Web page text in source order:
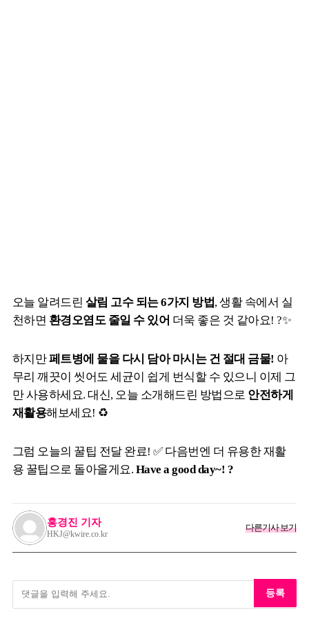
오늘 알려드린 살림 고수 되는 6가지 방법, 생활 속에서 실
천하면 환경오염도 줄일 수 있어 더욱 좋은 것 같아요! ?✨
하지만페트병에 물을 다시 담아 마시는 건 절대 금물! 아
무리 깨끗이 씻어도 세균이 쉽게 번식할 수 있으니 이제 그
만 사용하세요. 대신, 오늘 소개해드린 방법으로 안전하게
재활용해보세요! ♻️
그럼 오늘의 꿀팁 전달 완료! ✅ 다음번엔 더 유용한 재활
용 꿀팁으로 돌아올게요. Have a good day~! ?
홍경진 기자
HKJ@kwire.co.kr
다른기사 보기
등록